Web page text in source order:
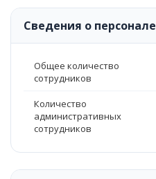
Сведения о персонале
Общее количество
сотрудников
Количество
административных
сотрудников